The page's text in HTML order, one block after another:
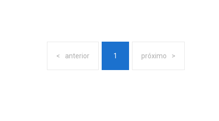
anterior 1 próximo